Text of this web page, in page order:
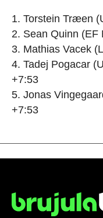
1. Torstein Træen
2. Sean Quinn (EF
3. Mathias Vacek
4. Tadej Pogacar
+7:53
5. Jonas
+7:53